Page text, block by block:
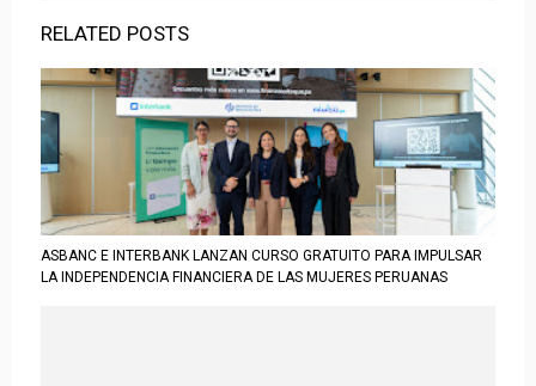
RELATED POSTS
ASBANC E INTERBANK LANZAN CURSO GRATUITO PARA IMPULSAR
LA INDEPENDENCIA FINANCIERA DE LAS MUJERES PERUANAS